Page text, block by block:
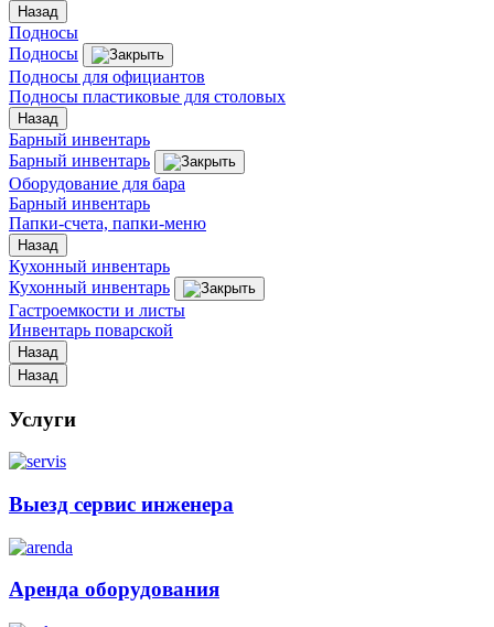
Назад
Подносы
Подносы
Подносы для официантов
Подносы пластиковые для столовых
Назад
Барный инвентарь
Барный инвентарь
Оборудование для бара
Барный инвентарь
Папки-счета, папки-меню
Назад
Кухонный инвентарь
Кухонный инвентарь
Гастроемкости и листы
Инвентарь поварской
Назад
Назад
Услуги
Выезд сервис инженера
Аренда оборудования